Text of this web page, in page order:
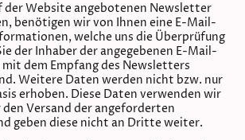
der Website angebotenen Newsletter
benötigen wir von Ihnen eine E-Mail-
welche uns die Überprüfung
der Inhaber der angegebenen E-Mail-
mit dem Empfang des Newsletters
Weitere Daten werden nicht bzw. nur
erhoben. Diese Daten verwenden wir
den Versand der angeforderten
geben diese nicht an Dritte weiter.